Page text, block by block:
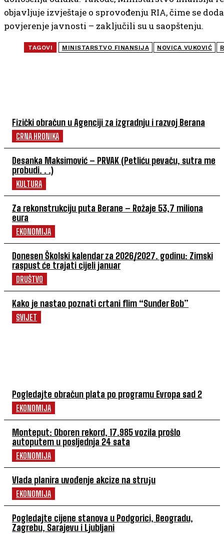
Fizički obračun u Agenciji za izgradnju i razvoj Berana
CRNA HRONIKA
Desanka Maksimović – PRVAK (Petliću pevaču, sutra me
probudi. . .)
KULTURA
Za rekonstrukciju puta Berane – Rožaje 53,7 miliona
eura
EKONOMIJA
Donesen Školski kalendar za 2026/2027. godinu: Zimski
raspust će trajati cijeli januar
DRUŠTVO
Kako je nastao poznati crtani flim “Sunđer Bob”
SVIJET
Pogledajte obračun plata po programu Evropa sad 2
EKONOMIJA
Monteput: Oboren rekord, 17.985 vozila prošlo
autoputem u posljednja 24 sata
EKONOMIJA
Vlada planira uvođenje akcize na struјu
EKONOMIJA
Pogledajte cijene stanova u Podgorici, Beogradu,
Zagrebu, Sarajevu i Ljubljani
objavljuje izvještaje o sprovođenju RIA, čime se
povjerenje javnosti – zaključili su u saopštenju.
TAGOVI MINISTARSTVO FINANSIJA NOVICA VUKOVIĆ